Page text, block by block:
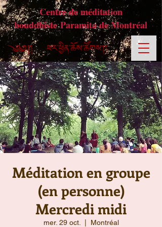
Centre de méditation
bouddhiste Paramita de Montréal
Méditation en groupe
(en personne)
Mercredi midi
mer. 29 oct. Montréal